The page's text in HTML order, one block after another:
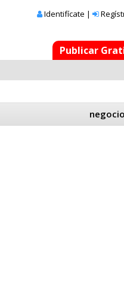
Identifícate |
Publicar